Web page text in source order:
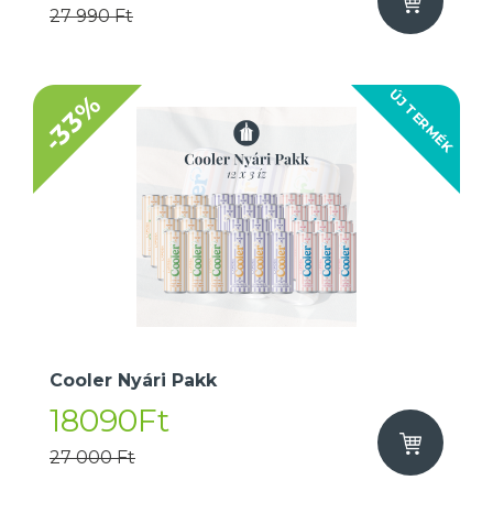
27 990 Ft
ÚJ TERMÉK
-33%
Cooler Nyári Pakk
18090Ft
27 000 Ft